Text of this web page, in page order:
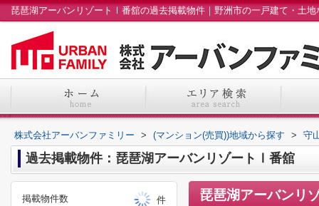
株式会社アーバンファミリー > (マンション(売買))地域から探す > 守
過去掲載物件：琵琶湖アーバンリゾートⅠ番舘
掲載物件数
件